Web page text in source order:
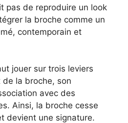
pas de reproduire un look
la broche comme un
contemporain et
jouer sur trois leviers
de la broche, son
avec des
Ainsi, la broche cesse
devient une signature.